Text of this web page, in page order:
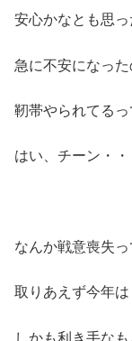
安心かなとも思
急に不安になった
靭帯やられてる
はい、チーン・・
なんか戦意喪失っ
取りあえず今年は
しかも利き手な